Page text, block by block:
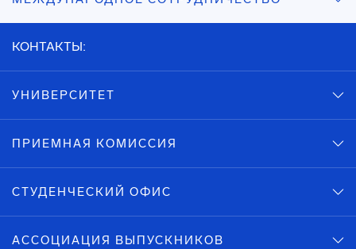
КОНТАКТЫ:
УНИВЕРСИТЕТ
ПРИЕМНАЯ КОМИССИЯ
СТУДЕНЧЕСКИЙ ОФИС
АССОЦИАЦИЯ ВЫПУСКНИКОВ